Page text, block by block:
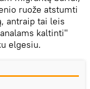
ruože atstumti
antraip tai leis
kaltinti"
elgesiu.